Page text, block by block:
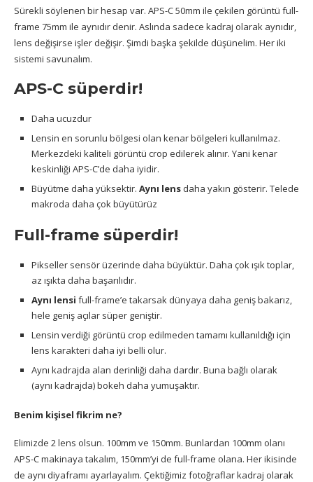
Sürekli söylenen bir hesap var. APS-C 50mm ile çekilen görüntü full-
frame 75mm ile aynıdır denir. Aslında sadece kadraj olarak aynıdır,
lens değişirse işler değişir. Şimdi başka şekilde düşünelim. Her iki
sistemi savunalım.
APS-C süperdir!
Daha ucuzdur
Lensin en sorunlu bölgesi olan kenar bölgeleri kullanılmaz.
Merkezdeki kaliteli görüntü crop edilerek alınır. Yani kenar
keskinliği APS-C’de daha iyidir.
Büyütme daha yüksektir. Aynı lens daha yakın gösterir. Telede
makroda daha çok büyütürüz
Full-frame süperdir!
Pikseller sensör üzerinde daha büyüktür. Daha çok ışık toplar,
az ışıkta daha başarılıdır.
Aynı lensi full-frame’e takarsak dünyaya daha geniş bakarız,
hele geniş açılar süper geniştir.
Lensin verdiği görüntü crop edilmeden tamamı kullanıldığı için
lens karakteri daha iyi belli olur.
Aynı kadrajda alan derinliği daha dardır. Buna bağlı olarak
(aynı kadrajda) bokeh daha yumuşaktır.
Benim kişisel fikrim ne?
Elimizde 2 lens olsun. 100mm ve 150mm. Bunlardan 100mm olanı
APS-C makinaya takalım, 150mm’yi de full-frame olana. Her ikisinde
de aynı diyaframı ayarlayalım. Çektiğimiz fotoğraflar kadraj olarak